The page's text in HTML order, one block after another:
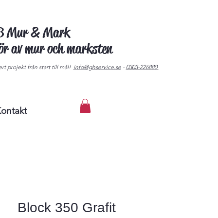
Mur & Mark
av mur och marksten
projekt från start till mål! info@ghservice.se- 0303-226880
Block 350 Grafit